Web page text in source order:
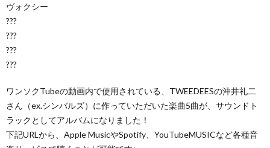
ヴォクシー
???
???
???
???
ワンソクTubeの動画内で使用されている、TWEEDEESの沖井礼二
さん（ex.シンバルズ）に作っていただいた楽曲5曲が、サウンドト
ラックとしてアルバムになりました！
下記URLから、Apple MusicやSpotify、YouTubeMUSICなど各種音